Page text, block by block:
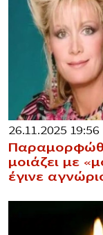
26.11.2025 19:56
μοιάζει με
έγινε